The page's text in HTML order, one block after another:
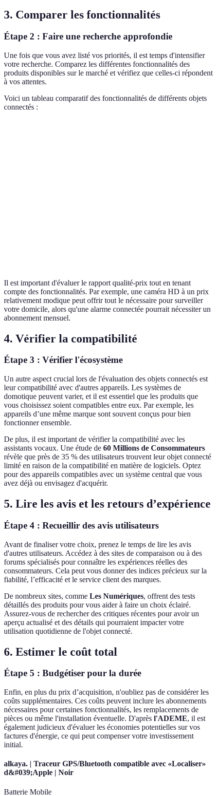
3. Comparer les fonctionnalités
Étape 2 : Faire une recherche approfondie
Une fois que vous avez listé vos priorités, il est temps d'intensifier
votre recherche. Comparez les différentes fonctionnalités des
produits disponibles sur le marché et vérifiez que celles-ci répondent
à vos attentes.
Voici un tableau comparatif des fonctionnalités de différents objets
connectés :
Il est important d'évaluer le rapport qualité-prix tout en tenant
compte des fonctionnalités. Par exemple, une caméra HD à un prix
relativement modique peut offrir tout le nécessaire pour surveiller
votre domicile, alors qu'une alarme connectée pourrait nécessiter un
abonnement mensuel.
4. Vérifier la compatibilité
Étape 3 : Vérifier l'écosystème
Un autre aspect crucial lors de l'évaluation des objets connectés est
leur compatibilité avec d'autres appareils. Les systèmes de
domotique peuvent varier, et il est essentiel que les produits que
vous choisissez soient compatibles entre eux. Par exemple, les
appareils d’une même marque sont souvent conçus pour bien
fonctionner ensemble.
De plus, il est important de vérifier la compatibilité avec les
assistants vocaux. Une étude de 60 Millions de Consommateurs
révèle que près de 35 % des utilisateurs trouvent leur objet connecté
limité en raison de la compatibilité en matière de logiciels. Optez
pour des appareils compatibles avec un système central que vous
avez déjà ou envisagez d'acquérir.
5. Lire les avis et les retours d’expérience
Étape 4 : Recueillir des avis utilisateurs
Avant de finaliser votre choix, prenez le temps de lire les avis
d'autres utilisateurs. Accédez à des sites de comparaison ou à des
forums spécialisés pour connaître les expériences réelles des
consommateurs. Cela peut vous donner des indices précieux sur la
fiabilité, l’efficacité et le service client des marques.
De nombreux sites, comme Les Numériques, offrent des tests
détaillés des produits pour vous aider à faire un choix éclairé.
Assurez-vous de rechercher des critiques récentes pour avoir un
aperçu actualisé et des détails qui pourraient impacter votre
utilisation quotidienne de l'objet connecté.
6. Estimer le coût total
Étape 5 : Budgétiser pour la durée
Enfin, en plus du prix d’acquisition, n'oubliez pas de considérer les
coûts supplémentaires. Ces coûts peuvent inclure les abonnements
nécessaires pour certaines fonctionnalités, les remplacements de
pièces ou même l'installation éventuelle. D'après l'ADEME, il est
également judicieux d'évaluer les économies potentielles sur vos
factures d'énergie, ce qui peut compenser votre investissement
initial.
alkaya. | Traceur GPS/Bluetooth compatible avec «Localiser»
d&#039;Apple | Noir
Batterie Mobile